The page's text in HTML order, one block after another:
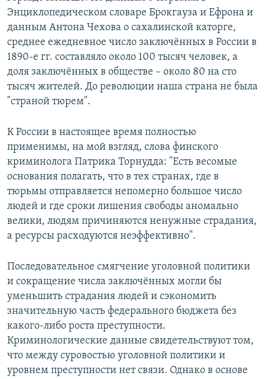
Энциклопедическом словаре Брокгауза и Ефрона и
данным Антона Чехова о сахалинской каторге,
среднее ежедневное число заключённых в России в
1890-е гг. составляло около 100 тысяч человек, а
доля заключённых в обществе – около 80 на сто
тысяч жителей. До революции наша страна не была
"страной тюрем".
К России в настоящее время полностью
применимы, на мой взгляд, слова финского
криминолога Патрика Торнудда: "Есть весомые
основания полагать, что в тех странах, где в
тюрьмы отправляется непомерно большое число
людей и где сроки лишения свободы аномально
велики, людям причиняются ненужные страдания,
а ресурсы расходуются неэффективно".
Последовательное смягчение уголовной политики
и сокращение числа заключённых могли бы
уменьшить страдания людей и сэкономить
значительную часть федерального бюджета без
какого-либо роста преступности.
Криминологические данные свидетельствуют том,
что между суровостью уголовной политики и
уровнем преступности нет связи. Однако в основе